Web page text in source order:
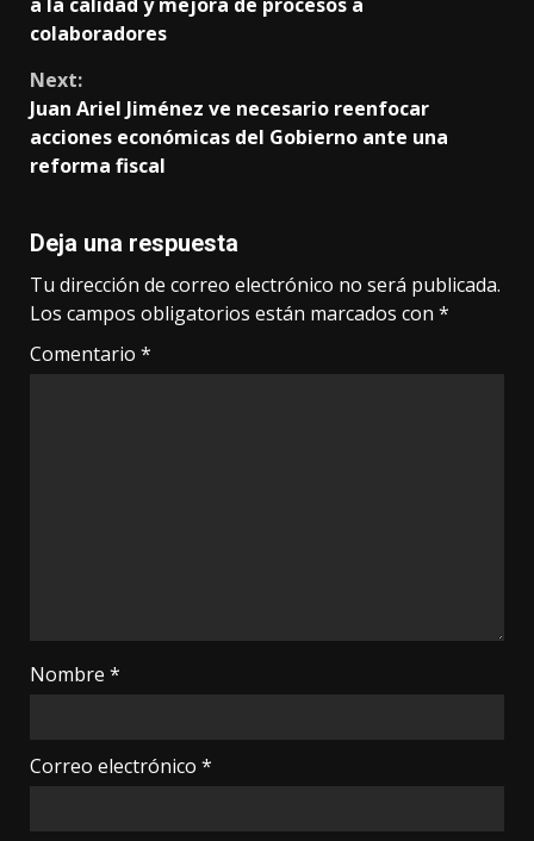
colaboradores
Next:
Juan Ariel Jiménez ve necesario reenfocar
acciones económicas del Gobierno ante una
reforma fiscal
Deja una respuesta
Tu dirección de correo electrónico no será publicada.
Los campos obligatorios están marcados con *
Comentario *
Nombre *
Correo electrónico *